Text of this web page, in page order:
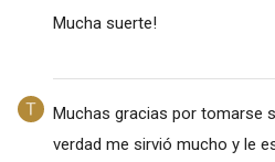
Mucha suerte!
Muchas gracias por tomarse
verdad me sirvió mucho y le